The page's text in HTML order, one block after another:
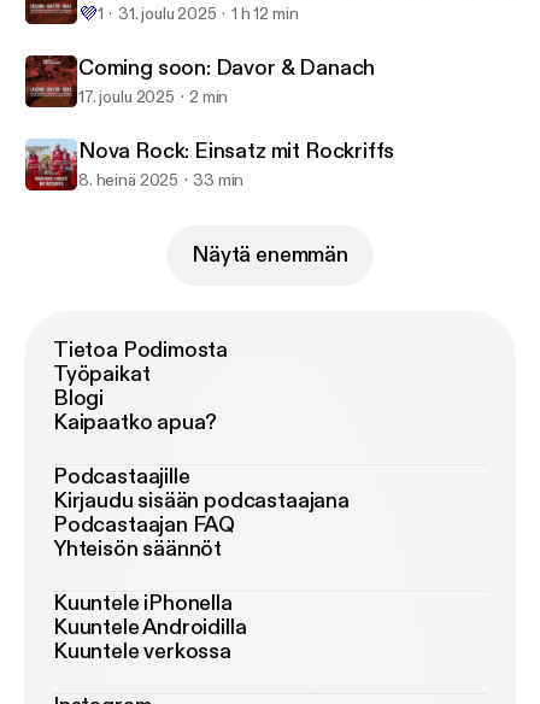
💜1 31. joulu 2025 1 h 12 min
Coming soon: Davor & Danach
17. joulu 2025 2 min
Nova Rock: Einsatz mit Rockriffs
8. heinä 2025 33 min
Näytä enemmän
Tietoa Podimosta
Työpaikat
Blogi
Kaipaatko apua?
Podcastaajille
Kirjaudu sisään podcastaajana
Podcastaajan FAQ
Yhteisön säännöt
Kuuntele iPhonella
Kuuntele Androidilla
Kuuntele verkossa